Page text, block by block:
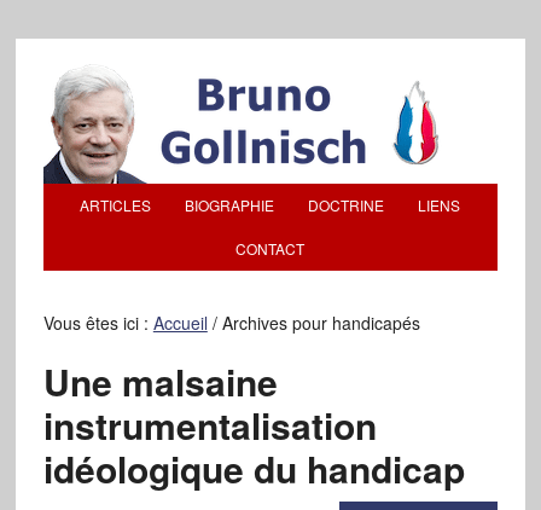
ARTICLES BIOGRAPHIE DOCTRINE LIENS
CONTACT
Vous êtes ici : Accueil /Archives pour handicapés
Une malsaine
instrumentalisation
idéologique du handicap